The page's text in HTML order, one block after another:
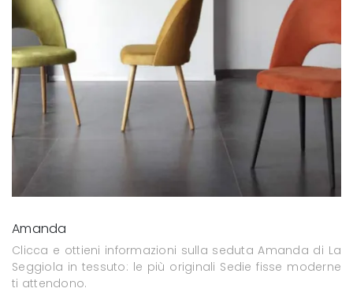
Amanda
Clicca e ottieni informazioni sulla seduta Amanda di La
Seggiola in tessuto: le più originali Sedie fisse moderne
ti attendono.